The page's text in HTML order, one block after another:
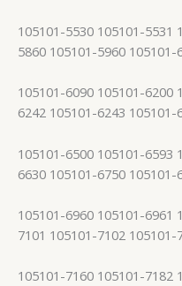
105101-5530 105101-5531
5860 105101-5960 105101-
105101-6090 105101-6200
6242 105101-6243 105101-
105101-6500 105101-6593
6630 105101-6750 105101-
105101-6960 105101-6961
7101 105101-7102 105101-
105101-7160 105101-7182